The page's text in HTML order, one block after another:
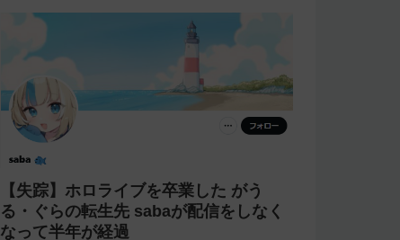
【失踪】ホロライブを卒業した がう
る・ぐらの転生先 sabaが配信をしなく
なって半年が経過